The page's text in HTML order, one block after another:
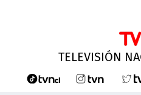
TELEVISIÓN